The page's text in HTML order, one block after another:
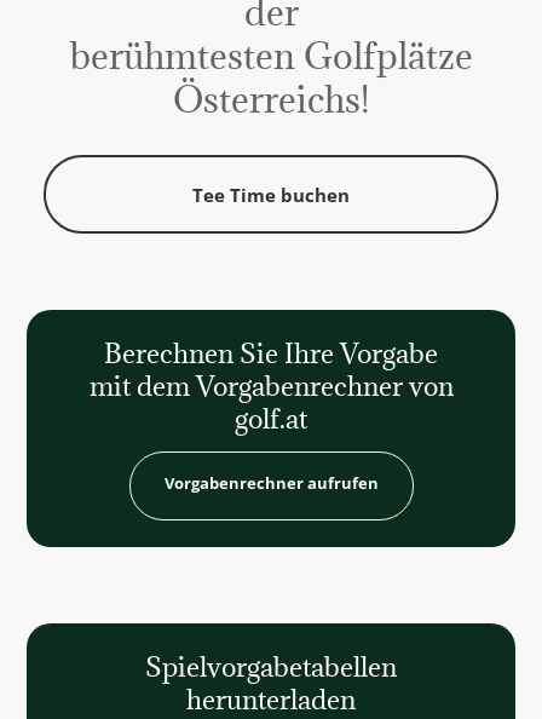
der
berühmtesten Golfplätze
Österreichs!
Tee Time buchen
Berechnen Sie Ihre Vorgabe
mit dem Vorgabenrechner von
golf.at
Vorgabenrechner aufrufen
Spielvorgabetabellen
herunterladen